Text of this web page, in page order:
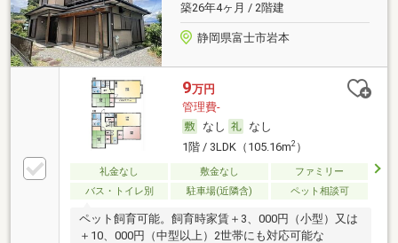
築26年4ヶ月 / 2階建
静岡県富士市岩本
9万円
管理費-
なし
なし
1階 / 3LDK（105.16m2）
礼金なし 敷金なし
ファミリー
バス・トイレ別
駐車場(近隣含) ペット相談可
ペット飼育可能。飼育時家賃＋3、000円（小型）又は
＋10、000円（中型以上）2世帯にも対応可能な